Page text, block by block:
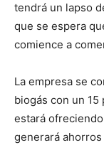
tendrá un lapso
que se espera
comience a
La empresa se
biogás con un
estará
generará